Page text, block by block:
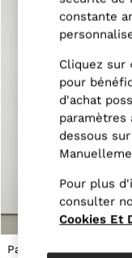
Belts
Ties &
Bags &
Hats,
Socks &
All
Linen
Reiss |
Workwear
Co-ords
CHILDREN
BOYS'
Shirts
T-Shirts
Pantalon de costume
constante
Cliquez sur
pour
d'achat
dessous
Pour plus
consulter
Cookies Et